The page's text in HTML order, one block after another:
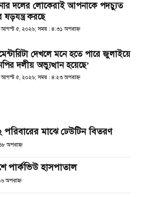
দলের লোকেরাই আপনাকে পদচ্যুত
ষড়যন্ত্র করছে
আগস্ট ৫, ২০২৬; সময় : ৪:৩১ অপরাহ্ণ
দেখলে মনে হতে পারে জুলাইয়ে
দলীয় অভ্যুত্থান হয়েছে’
আগস্ট ৫, ২০২৬; সময় : ৪:২৩ অপরাহ্ণ
পরিবারের মাঝে ঢেউটিন বিতরণ
অপরাহ্ণ
পার্কভিউ হাসপাতাল
অপরাহ্ণ